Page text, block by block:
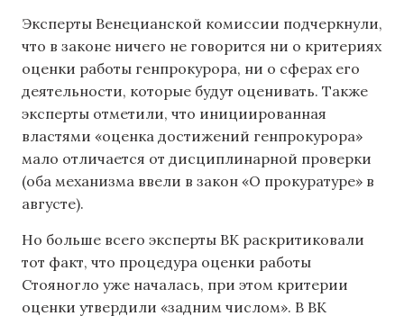
Эксперты Венецианской комиссии подчеркнули,
что в законе ничего не говорится ни о критериях
оценки работы генпрокурора, ни о сферах его
деятельности, которые будут оценивать. Также
эксперты отметили, что инициированная
властями «оценка достижений генпрокурора»
мало отличается от дисциплинарной проверки
(оба механизма ввели в закон «О прокуратуре» в
августе).
Но больше всего эксперты ВК раскритиковали
тот факт, что процедура оценки работы
Стояногло уже началась, при этом критерии
оценки утвердили «задним числом». В ВК